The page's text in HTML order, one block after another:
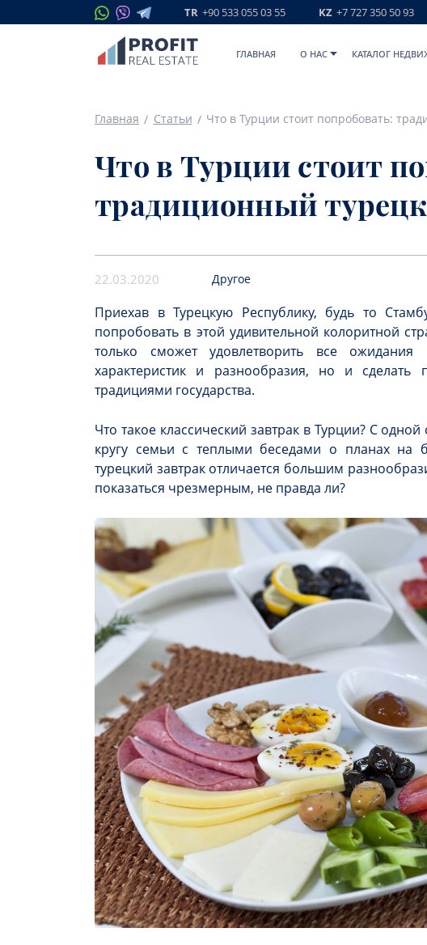
TR +90 533 055 03 55 KZ +7 727 350 50 93
ГЛАВНАЯ O НАС КАТАЛОГ
Главная Статьи
Что в Турции стоит
традиционный
22.03.2020 Другое
Приехав в Турецкую Республику, будь то
попробовать в этой удивительной колоритной
только сможет удовлетворить все
характеристик и разнообразия, но и
традициями государства.
Что такое классический завтрак в Турции? С
кругу семьи с теплыми беседами о планах на
турецкий завтрак отличается большим
показаться чрезмерным, не правда ли?